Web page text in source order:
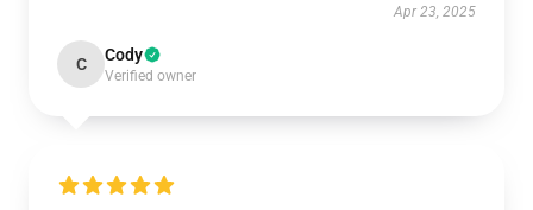
Apr 23, 2025
C Cody
Verified owner